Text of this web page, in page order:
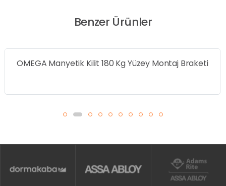
Benzer Ürünler
OMEGA Manyetik Kilit 180 Kg Yüzey Montaj Braketi